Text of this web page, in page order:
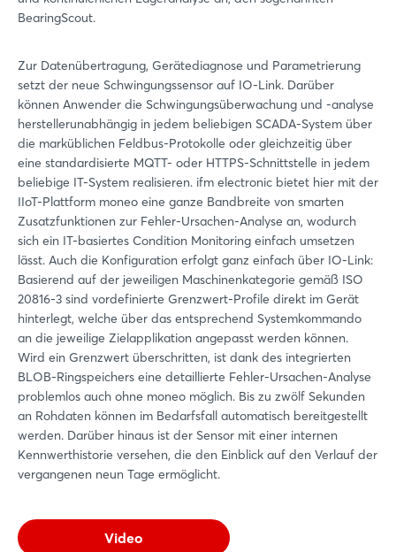
BearingScout.
Zur Datenübertragung, Gerätediagnose und Parametrierung
setzt der neue Schwingungssensor auf IO-Link. Darüber
können Anwender die Schwingungsüberwachung und -analyse
herstellerunabhängig in jedem beliebigen SCADA-System über
die marküblichen Feldbus-Protokolle oder gleichzeitig über
eine standardisierte MQTT- oder HTTPS-Schnittstelle in jedem
beliebige IT-System realisieren. ifm electronic bietet hier mit der
IIoT-Plattform moneo eine ganze Bandbreite von smarten
Zusatzfunktionen zur Fehler-Ursachen-Analyse an, wodurch
sich ein IT-basiertes Condition Monitoring einfach umsetzen
lässt. Auch die Konfiguration erfolgt ganz einfach über IO-Link:
Basierend auf der jeweiligen Maschinenkategorie gemäß ISO
20816-3 sind vordefinierte Grenzwert-Profile direkt im Gerät
hinterlegt, welche über das entsprechend Systemkommando
an die jeweilige Zielapplikation angepasst werden können.
Wird ein Grenzwert überschritten, ist dank des integrierten
BLOB-Ringspeichers eine detaillierte Fehler-Ursachen-Analyse
problemlos auch ohne moneo möglich. Bis zu zwölf Sekunden
an Rohdaten können im Bedarfsfall automatisch bereitgestellt
werden. Darüber hinaus ist der Sensor mit einer internen
Kennwerthistorie versehen, die den Einblick auf den Verlauf der
vergangenen neun Tage ermöglicht.
Video